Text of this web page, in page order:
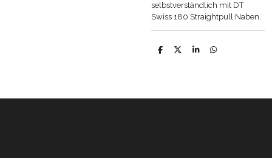
selbstverständlich mit DT
Swiss 180 Straightpull Naben.
T
T
T
T